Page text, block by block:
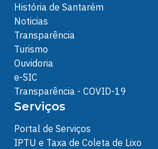
História de Santarém
Noticias
Transparência
Turismo
Ouvidoria
e-SIC
Transparência - COVID-19
Serviços
Portal de Serviços
IPTU e Taxa de Coleta de Lixo